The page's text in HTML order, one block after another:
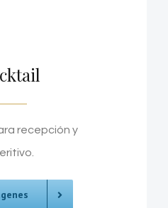
recepción y